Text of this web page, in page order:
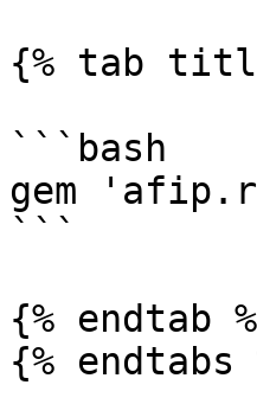
{% tab
```bash
gem
```
{% endtab
{% endtabs